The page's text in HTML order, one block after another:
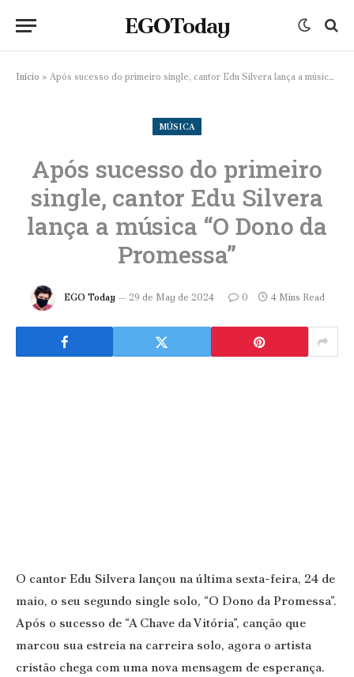
EGOToday
Início » Após sucesso do primeiro single, cantor Edu Silvera lança a música “O Dono da Promessa”
MÚSICA
Após sucesso do primeiro
single, cantor Edu Silvera
lança a música “O Dono da
Promessa”
EGO Today 29 de May de 2024 0 4 Mins Read
O cantor Edu Silvera lançou na última sexta-feira, 24 de
maio, o seu segundo single solo, “O Dono da Promessa”.
Após o sucesso de “A Chave da Vitória”, canção que
marcou sua estreia na carreira solo, agora o artista
cristão chega com uma nova mensagem de esperança.